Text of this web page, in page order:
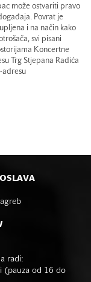
može ostvariti pravo
Povrat je
i na način kako
svi pisani
Koncertne
Trg Stjepana Radića
adresu
radi:
(pauza od 16 do